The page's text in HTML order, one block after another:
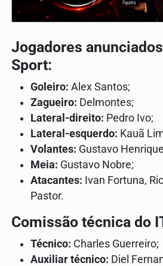
Jogadores
Sport:
Goleiro: Alex Santos;
Zagueiro: Delmontes;
Lateral-direito: Pedro Ivo;
Lateral-esquerdo: Kauã
Volantes: Gustavo
Meia: Gustavo Nobre;
Atacantes: Ivan Fortuna,
Pastor.
Comissão técnica do
Técnico: Charles Guerreiro;
Auxiliar técnico: Diel